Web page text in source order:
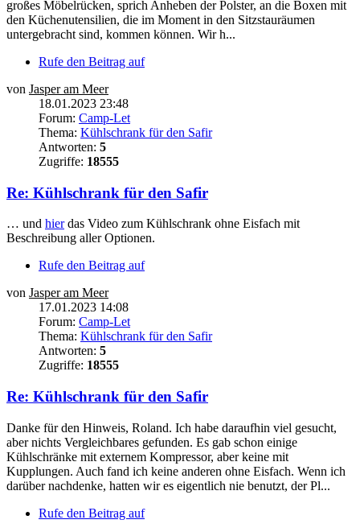
großes Möbelrücken, sprich Anheben der Polster, an die Boxen mit
den Küchenutensilien, die im Moment in den Sitzstauräumen
untergebracht sind, kommen können. Wir h...
Rufe den Beitrag auf
von Jasper am Meer
18.01.2023 23:48
Forum: Camp-Let
Thema: Kühlschrank für den Safir
Antworten: 5
Zugriffe: 18555
Re: Kühlschrank für den Safir
… und hierdas Video zum Kühlschrank ohne Eisfach mit
Beschreibung aller Optionen.
Rufe den Beitrag auf
von Jasper am Meer
17.01.2023 14:08
Forum: Camp-Let
Thema: Kühlschrank für den Safir
Antworten: 5
Zugriffe: 18555
Re: Kühlschrank für den Safir
Danke für den Hinweis, Roland. Ich habe daraufhin viel gesucht,
aber nichts Vergleichbares gefunden. Es gab schon einige
Kühlschränke mit externem Kompressor, aber keine mit
Kupplungen. Auch fand ich keine anderen ohne Eisfach. Wenn ich
darüber nachdenke, hatten wir es eigentlich nie benutzt, der Pl...
Rufe den Beitrag auf